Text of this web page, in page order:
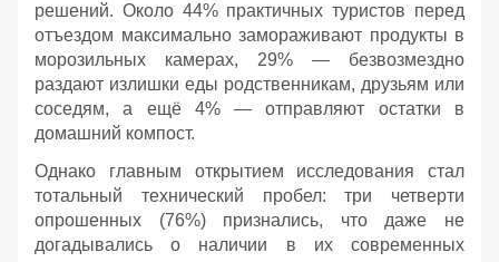
решений. Около 44% практичных туристов перед
отъездом максимально замораживают продукты в
морозильных камерах, 29% — безвозмездно
раздают излишки еды родственникам, друзьям или
соседям, а ещё 4% — отправляют остатки в
домашний компост.
Однако главным открытием исследования стал
тотальный технический пробел: три четверти
опрошенных (76%) признались, что даже не
догадывались о наличии в их современных